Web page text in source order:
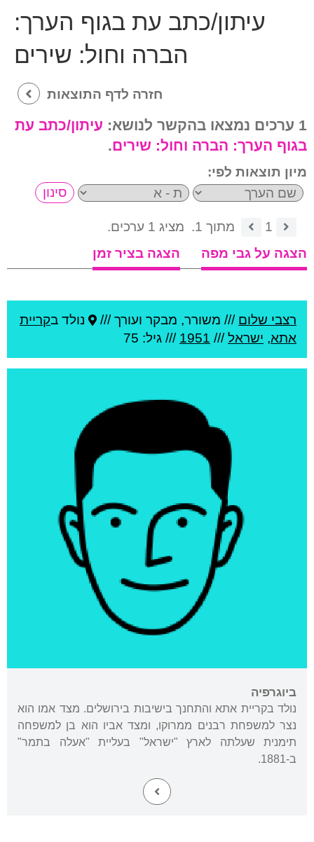
עיתון/כתב עת בגוף הערך:
הברה וחול: שירים
חזרה לדף התוצאות
1 ערכים נמצאו בהקשר לנושא:
עיתון/כתב עת
בגוף הערך: הברה וחול: שירים.
מיון תוצאות לפי:
1 מתוך 1.
מציג 1 ערכים.
הצגה על גבי מפה
הצגה בציר זמן
רצבי שלום /// משורר, מבקר ועורך /// נולד בקריית
אתא, ישראל///
1951 /// גיל: 75
ביוגרפיה
נולד בקריית אתא והתחנך בישיבות בירושלים. מצד אמו הוא
נצר למשפחת רבנים ממרוקו, ומצד אביו הוא בן למשפחה
תימנית שעלתה לארץ "ישראל" בעליית "אעלה בתמר"
ב-1881.